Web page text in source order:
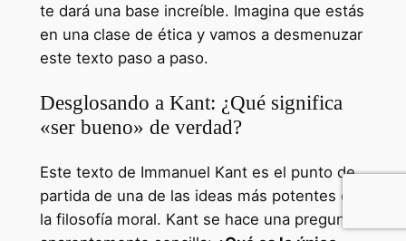
te dará una base increíble. Imagina que estás
en una clase de ética y vamos a desmenuzar
este texto paso a paso.
Desglosando a Kant: ¿Qué significa
«ser bueno» de verdad?
Este texto de Immanuel Kant es el punto de
partida de una de las ideas más potentes de
la filosofía moral. Kant se hace una pregunta